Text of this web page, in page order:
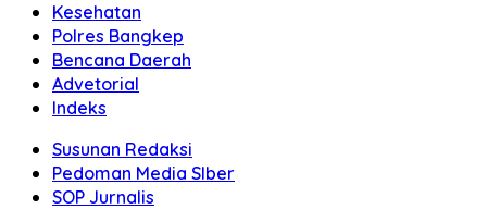
Kesehatan
Polres Bangkep
Bencana Daerah
Advetorial
Indeks
Susunan Redaksi
Pedoman Media SIber
SOP Jurnalis